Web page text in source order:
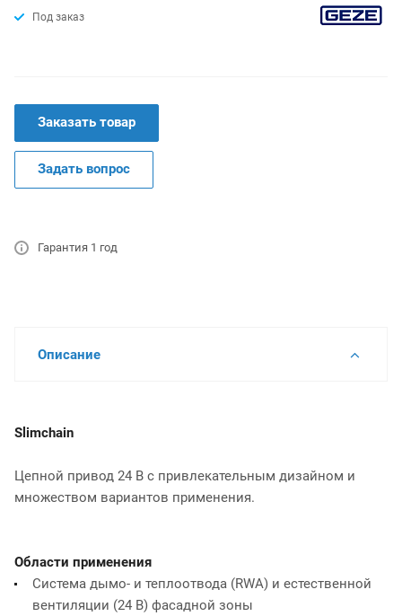
Под заказ
Заказать товар
Задать вопрос
Гарантия 1 год
Описание
Slimchain
Цепной привод 24 В с привлекательным дизайном и
множеством вариантов применения.
Области применения
Система дымо- и теплоотвода (RWA) и естественной
вентиляции (24 В) фасадной зоны